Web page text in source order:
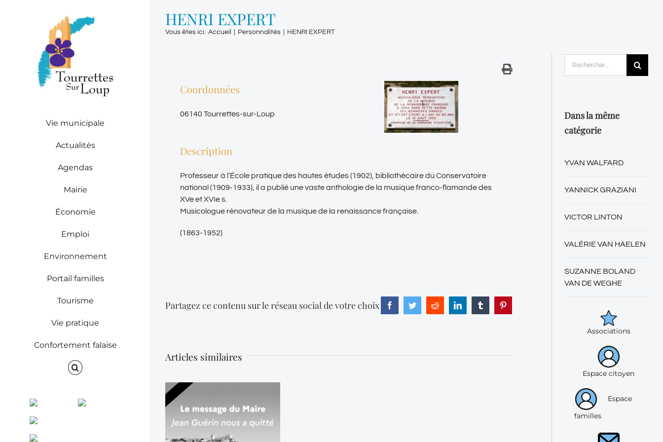
Vie municipale
Actualités
Agendas
Mairie
Économie
Emploi
Environnement
Portail familles
Tourisme
Vie pratique
Confortement falaise
Facebook Instagram
ENVINET
RRS
HENRI EXPERT
Vous êtes ici: Accueil Personnalités HENRI EXPERT
Coordonnées
06140 Tourrettes-sur-Loup
Description
Professeur à l’École pratique des hautes études (1902), bibliothécaire du Conservatoire
national (1909-1933), il a publié une vaste anthologie de la musique franco-flamande des
XVe et XVIe s.
Musicologue rénovateur de la musique de la renaissance française.
(1863-1952)
Partagez ce contenu sur le réseau social de votre choix FacebookTwitterReddit LinkedIn Tumblr
Articles similaires
Dans la même
catégorie
YVAN WALFARD
YANNICK GRAZIANI
VICTOR LINTON
VALÉRIE VAN HAELEN
SUZANNE BOLAND
VAN DE WEGHE
Associations
Espace citoyen
Espace
familles